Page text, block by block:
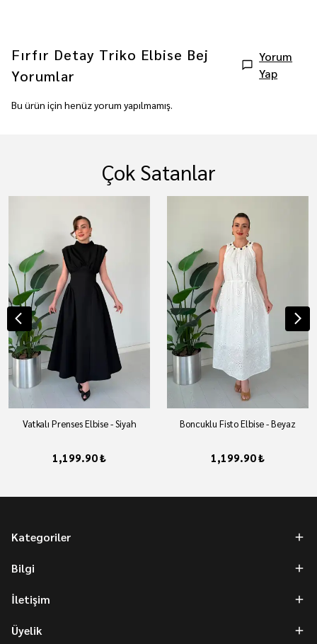
Fırfır Detay Triko Elbise Bej
Yorumlar
Yorum
Yap
Bu ürün için henüz yorum yapılmamış.
Çok Satanlar
Vatkalı Prenses Elbise - Siyah
1,199.90 ₺
Boncuklu Fisto Elbise - Beyaz
1,199.90 ₺
Kategoriler
Bilgi
İletişim
Üyelik